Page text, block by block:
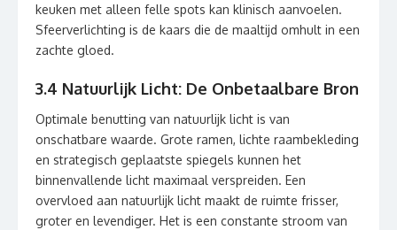
keuken met alleen felle spots kan klinisch aanvoelen.
Sfeerverlichting is de kaars die de maaltijd omhult in een
zachte gloed.
3.4 Natuurlijk Licht: De Onbetaalbare Bron
Optimale benutting van natuurlijk licht is van
onschatbare waarde. Grote ramen, lichte raambekleding
en strategisch geplaatste spiegels kunnen het
binnenvallende licht maximaal verspreiden. Een
overvloed aan natuurlijk licht maakt de ruimte frisser,
groter en levendiger. Het is een constante stroom van